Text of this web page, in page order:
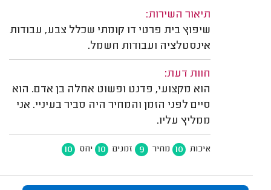
תיאור השירות:
שיפוץ בית פרטי דו קומתי שכלל צבע, עבודות
אינסטלציה ועבודות חשמל.
חוות דעת:
הוא מקצועי, פדנט ופשוט אחלה בן אדם. הוא
סיים לפני הזמן והמחיר היה סביר בעיניי. אני
ממליץ עליו.
איכות 10 מחיר 9 זמנים 10 יחס 10